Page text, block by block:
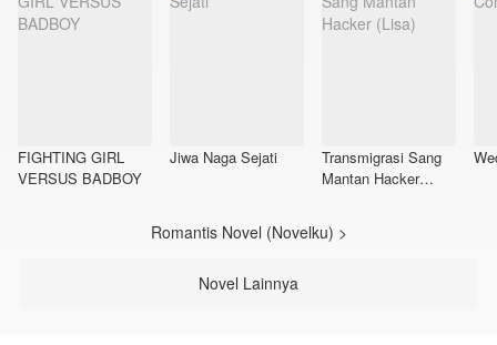
FIGHTING GIRL
VERSUS BADBOY
Jiwa Naga Sejati
Transmigrasi Sang
Mantan Hacker
Romantis Novel (Novelku) >
Novel Lainnya